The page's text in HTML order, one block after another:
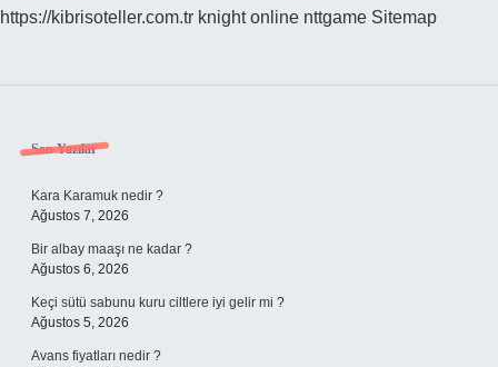
https://kibrisoteller.com.tr knight online nttgame Sitemap
Sidebar
Son Yazılar
Kara Karamuk nedir ?
Ağustos 7, 2026
Bir albay maaşı ne kadar ?
Ağustos 6, 2026
Keçi sütü sabunu kuru ciltlere iyi gelir mi ?
Ağustos 5, 2026
Avans fiyatları nedir ?